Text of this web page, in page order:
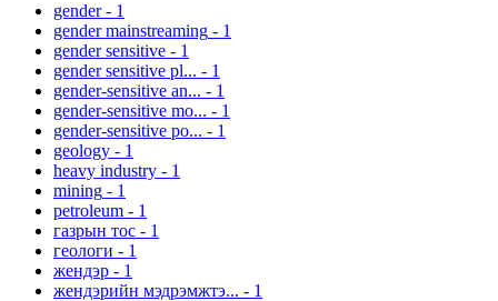
gender - 1
gender mainstreaming - 1
gender sensitive - 1
gender sensitive pl... - 1
gender-sensitive an... - 1
gender-sensitive mo... - 1
gender-sensitive po... - 1
geology - 1
heavy industry - 1
mining - 1
petroleum - 1
газрын тос - 1
геологи - 1
жендэр - 1
жендэрийн мэдрэмжтэ... - 1